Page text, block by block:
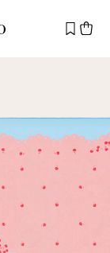
70 25